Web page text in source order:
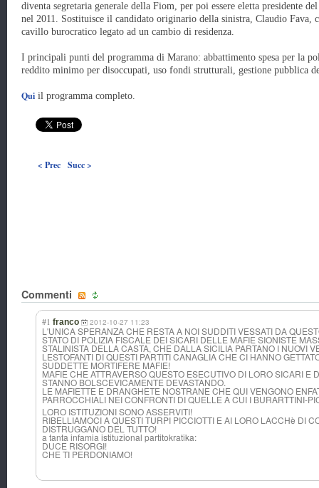
diventa segretaria generale della Fiom, per poi essere eletta presidente
nel 2011. Sostituisce il candidato originario della sinistra, Claudio Fava,
cavillo burocratico legato ad un cambio di residenza.
I principali punti del programma di Marano: abbattimento spesa per la
reddito minimo per disoccupati, uso fondi strutturali, gestione pubblica
Qui il programma completo.
< Prec Succ >
Commenti
#1 franco 2012-10-27 11:23
L'UNICA SPERANZA CHE RESTA A NOI SUDDITI VESSATI DA
STATO DI POLIZIA FISCALE DEI SICARI DELLE MAFIE SIONISTE
STALINISTA DELLA CASTA, CHE DALLA SICILIA PARTANO I NUOVI
LESTOFANTI DI QUESTI PARTITI CANAGLIA CHE CI HANNO
SUDDETTE MORTIFERE MAFIE!
MAFIE CHE ATTRAVERSO QUESTO ESECUTIVO DI LORO SICARI E
STANNO BOLSCEVICAMENTE DEVASTANDO.
LE MAFIETTE E DRANGHETE NOSTRANE CHE QUI VENGONO
PARROCCHIALI NEI CONFRONTI DI QUELLE A CUI I BURARTTINI-
LORO ISTITUZIONI SONO ASSERVITI!
RIBELLIAMOCI A QUESTI TURPI PICCIOTTI E AI LORO LACCHè DI
DISTRUGGANO DEL TUTTO!
a tanta infamia istituzional partitokratika:
DUCE RISORGI!
CHE TI PERDONIAMO!